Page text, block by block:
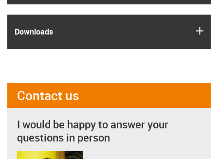
Downloads
Contact us
I would be happy to answer your
questions in person